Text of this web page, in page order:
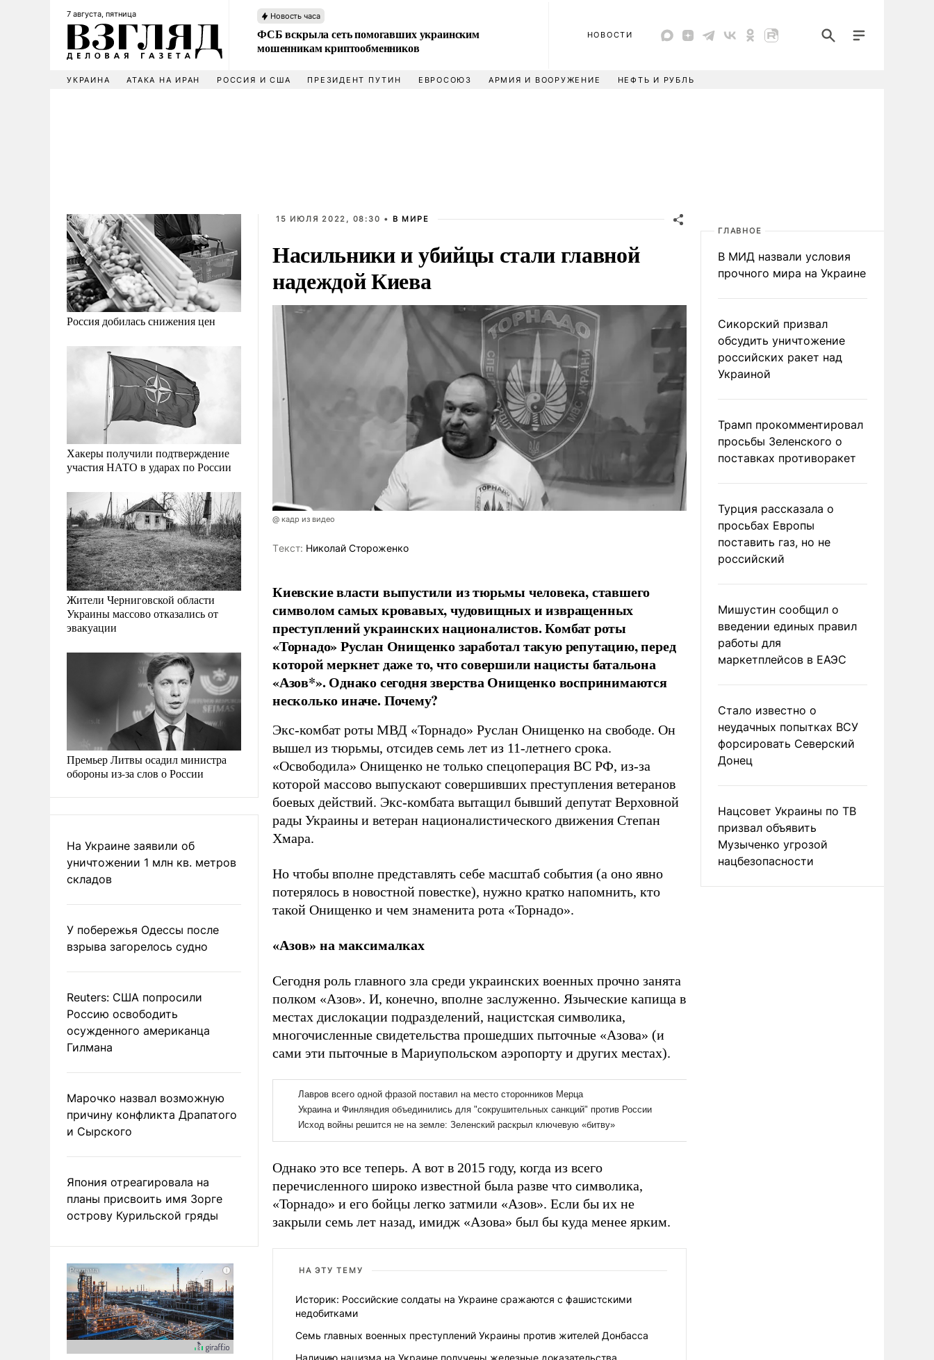
7 августа, пятница Новость часа
ФСБ вскрыла сеть помогавших украинским
мошенникам криптообменников
НОВОСТИ
УКРАИНА АТАКА НА ИРАН РОССИЯ И США ПРЕЗИДЕНТ ПУТИН ЕВРОСОЮЗ АРМИЯ И ВООРУЖЕНИЕ НЕФТЬ И РУБЛЬ
Россия добилась снижения цен
Хакеры получили подтверждение
участия НАТО в ударах по России
Жители Черниговской области
Украины массово отказались от
эвакуации
Премьер Литвы осадил министра
обороны из-за слов о России
На Украине заявили об
уничтожении 1 млн кв. метров
складов
У побережья Одессы после
взрыва загорелось судно
Reuters: США попросили
Россию освободить
осужденного американца
Гилмана
Марочко назвал возможную
причину конфликта Драпатого
и Сырского
Япония отреагировала на
планы присвоить имя Зорге
острову Курильской гряды
15 ИЮЛЯ 2022, 08:30 • В МИРЕ
Насильники и убийцы стали главной
надеждой Киева
@ кадр из видео
Tекст: Николай Стороженко
Киевские власти выпустили из тюрьмы человека, ставшего
символом самых кровавых, чудовищных и извращенных
преступлений украинских националистов. Комбат роты
«Торнадо» Руслан Онищенко заработал такую репутацию, перед
которой меркнет даже то, что совершили нацисты батальона
«Азов*». Однако сегодня зверства Онищенко воспринимаются
несколько иначе. Почему?
Экс-комбат роты МВД «Торнадо» Руслан Онищенко на свободе. Он
вышел из тюрьмы, отсидев семь лет из 11-летнего срока.
«Освободила» Онищенко не только спецоперация ВС РФ, из-за
которой массово выпускают совершивших преступления ветеранов
боевых действий. Экс-комбата вытащил бывший депутат Верховной
рады Украины и ветеран националистического движения Степан
Хмара.
Но чтобы вполне представлять себе масштаб события (а оно явно
потерялось в новостной повестке), нужно кратко напомнить, кто
такой Онищенко и чем знаменита рота «Торнадо».
«Азов» на максималках
Сегодня роль главного зла среди украинских военных прочно занята
полком «Азов». И, конечно, вполне заслуженно. Языческие капища в
местах дислокации подразделений, нацистская символика,
многочисленные свидетельства прошедших пыточные «Азова» (и
сами эти пыточные в Мариупольском аэропорту и других местах).
Однако это все теперь. А вот в 2015 году, когда из всего
перечисленного широко известной была разве что символика,
«Торнадо» и его бойцы легко затмили «Азов». Если бы их не
закрыли семь лет назад, имидж «Азова» был бы куда менее ярким.
НА ЭТУ ТЕМУ
Историк: Российские солдаты на Украине сражаются с фашистскими
недобитками
Семь главных военных преступлений Украины против жителей Донбасса
Наличию нацизма на Украине получены железные доказательства
ГЛАВНОЕ
В МИД назвали условия
прочного мира на Украине
Сикорский призвал
обсудить уничтожение
российских ракет над
Украиной
Трамп прокомментировал
просьбы Зеленского о
поставках противоракет
Турция рассказала о
просьбах Европы
поставить газ, но не
российский
Мишустин сообщил о
введении единых правил
работы для
маркетплейсов в ЕАЭС
Стало известно о
неудачных попытках ВСУ
форсировать Северский
Донец
Нацсовет Украины по ТВ
призвал объявить
Музыченко угрозой
нацбезопасности